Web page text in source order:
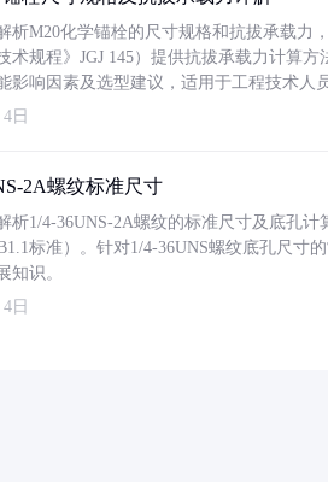
析M20化学锚栓的尺寸规格和抗拔承载力
术规程》JGJ 145）提供抗拔承载力计算
影响因素及选型建议，适用于工程技术人
日
2A螺纹标准尺寸
析1/4-36UNS-2A螺纹的标准尺寸及底孔
B1.1标准）。针对1/4-36UNS螺纹底孔尺
知识。
日